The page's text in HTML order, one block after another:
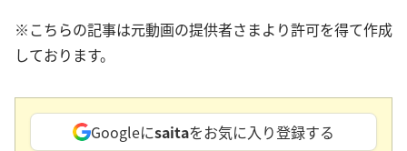
※こちらの記事は元動画の提供者さまより許可を得て作成
しております。
Googleにsaitaをお気に入り登録する